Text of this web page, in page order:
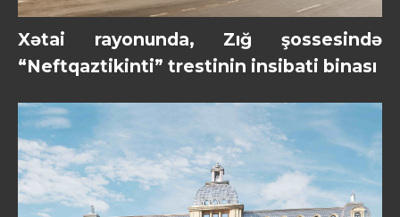
Xətai rayonunda, Zığ şossesində
“Neftqaztikinti” trestinin insibati binası